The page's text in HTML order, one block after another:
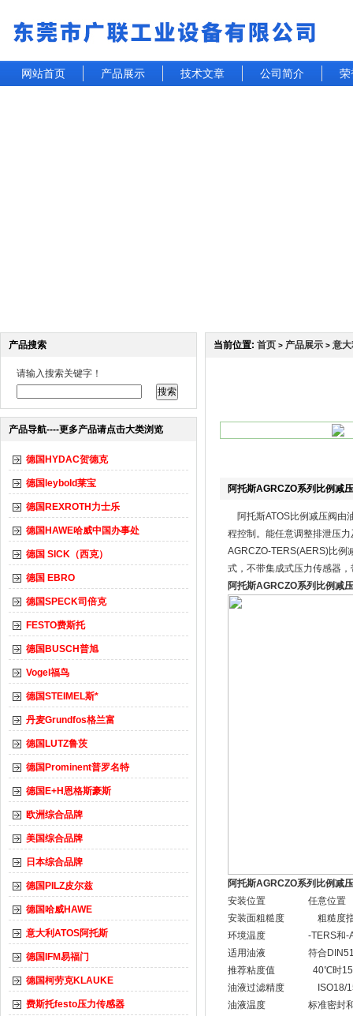
网站首页 产品展示 技术文章 公司简介 荣
产品搜索
请输入搜索关键字！
产品导航----更多产品请点击大类浏览
德国HYDAC贺德克
德国leybold莱宝
德国REXROTH力士乐
德国HAWE哈威中国办事处
德国 SICK（西克）
德国 EBRO
德国SPECK司倍克
FESTO费斯托
德国BUSCH普旭
Vogel福鸟
德国STEIMEL斯*
丹麦Grundfos格兰富
德国LUTZ鲁茨
德国Prominent普罗名特
德国E+H恩格斯豪斯
欧洲综合品牌
美国综合品牌
日本综合品牌
德国PILZ皮尔兹
德国哈威HAWE
意大利ATOS阿托斯
德国IFM易福门
德国柯劳克KLAUKE
费斯托festo压力传感器
当前位置: 首页 > 产品展示 > 意
阿托斯AGRCZO系列比例减
阿托斯ATOS比例减压阀由
程控制。能任意调整排泄压
AGRCZO-TERS(AERS)比例
式，不带集成式压力传感器
阿托斯AGRCZO系列比例减
阿托斯AGRCZO系列比例减
安装位置 任意位置
安装面粗糙度 粗糙度指标
环境温度 -TERS和-
适用油液 符合
推荐粘度值 40℃时15-
油液过滤精度 ISO18/15
油液温度 标准密封和/